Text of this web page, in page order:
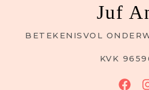
Juf
BETEKENISVOL
KVK